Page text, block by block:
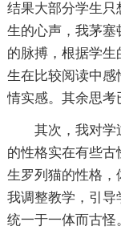
结果大部分学生只
生的心声，我茅塞
的脉搏，根据学
生在比较阅读中
情实感。其余思考
其次，我对学
的性格实在有些
生罗列猫的性格，
我调整教学，引导
统一于一体而古